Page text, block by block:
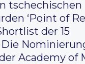
tschechischen
‘Point of
der 15
Die
Academy of